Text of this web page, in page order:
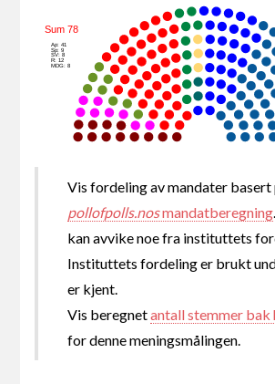
Sum 78
Ap: 41
Sp: 9
SV: 8
R: 12
MDG: 8
Vis fordeling av mandater basert
pollofpolls.nosmandatberegning
kan avvike noe fra instituttets
Instituttets fordeling er brukt
er kjent.
Vis beregnetantall stemmer bak
for denne meningsmålingen.